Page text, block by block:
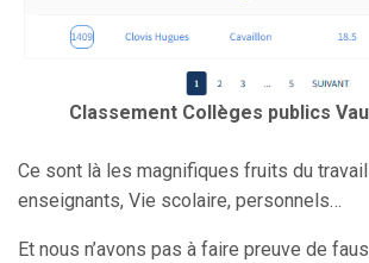
Classement Collèges publics
Ce sont là les magnifiques fruits du travail
enseignants, Vie scolaire, personnels…
Et nous n’avons pas à faire preuve de